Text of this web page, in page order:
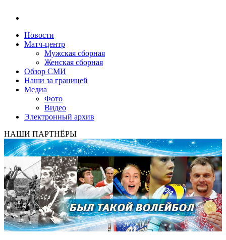
Новости
Матч-центр
Мужская сборная
Женская сборная
Обзор СМИ
Наши за границей
Медиа
Фото
Видео
Электронный архив
НАШИ ПАРТНЁРЫ